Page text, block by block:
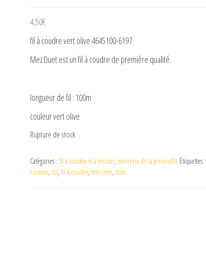
4,50€
fil à coudre vert olive 4645100-6197
Mez Duet est un fil à coudre de première qualité.
longueur de fil : 100m
couleur vert olive
Rupture de stock
Catégories : fil à coudre et à broder, mercerie de la grenouille Étiquettes :
couture, diy, fil à coudre, mercerie, tissu